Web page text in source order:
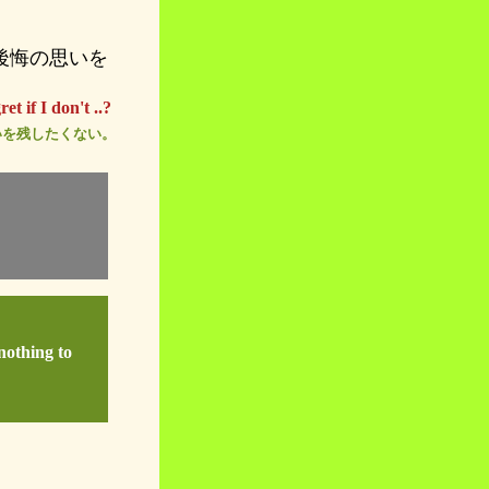
悔の思いを
if I don't ..?
残したくない。
to